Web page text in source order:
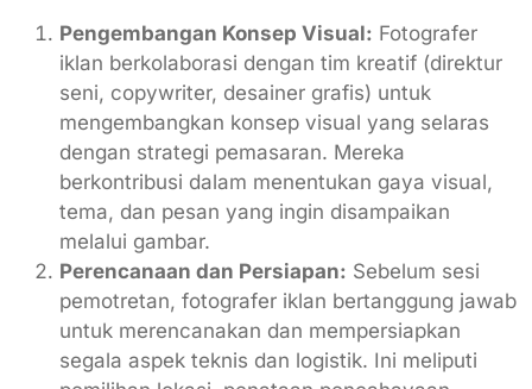
Pengembangan Konsep Visual: Fotografer
iklan berkolaborasi dengan tim kreatif (direktur
seni, copywriter, desainer grafis) untuk
mengembangkan konsep visual yang selaras
dengan strategi pemasaran. Mereka
berkontribusi dalam menentukan gaya visual,
tema, dan pesan yang ingin disampaikan
melalui gambar.
Perencanaan dan Persiapan: Sebelum sesi
pemotretan, fotografer iklan bertanggung jawab
untuk merencanakan dan mempersiapkan
segala aspek teknis dan logistik. Ini meliputi